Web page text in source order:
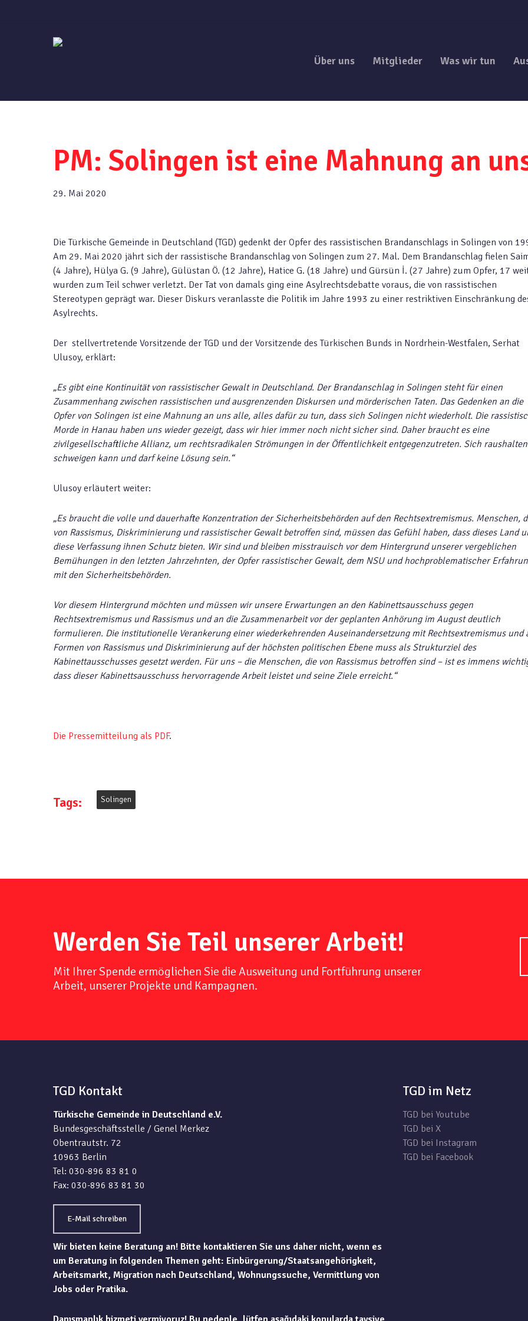
Über uns Mitglieder Was wir tun
PM: Solingen ist eine Mahnung an
29. Mai 2020
Die Türkische Gemeinde in Deutschland (TGD) gedenkt der Opfer des rassistischen Brandanschlags in Solingen von
Am 29. Mai 2020 jährt sich der rassistische Brandanschlag von Solingen zum 27. Mal. Dem Brandanschlag fielen
(4 Jahre), Hülya G. (9 Jahre), Gülüstan Ö. (12 Jahre), Hatice G. (18 Jahre) und Gürsün İ. (27 Jahre) zum Opfer, 17
wurden zum Teil schwer verletzt. Der Tat von damals ging eine Asylrechtsdebatte voraus, die von rassistischen
Stereotypen geprägt war. Dieser Diskurs veranlasste die Politik im Jahre 1993 zu einer restriktiven Einschränkung
Asylrechts.
Der stellvertretende Vorsitzende der TGD und der Vorsitzende des Türkischen Bunds in Nordrhein-Westfalen, Serhat
Ulusoy, erklärt:
„Es gibt eine Kontinuität von rassistischer Gewalt in Deutschland. Der Brandanschlag in Solingen steht für einen
Zusammenhang zwischen rassistischen und ausgrenzenden Diskursen und mörderischen Taten. Das Gedenken an die
Opfer von Solingen ist eine Mahnung an uns alle, alles dafür zu tun, dass sich Solingen nicht wiederholt. Die
Morde in Hanau haben uns wieder gezeigt, dass wir hier immer noch nicht sicher sind. Daher braucht es eine
zivilgesellschaftliche Allianz, um rechtsradikalen Strömungen in der Öffentlichkeit entgegenzutreten. Sich
schweigen kann und darf keine Lösung sein.“
Ulusoy erläutert weiter:
„Es braucht die volle und dauerhafte Konzentration der Sicherheitsbehörden auf den Rechtsextremismus. Menschen,
von Rassismus, Diskriminierung und rassistischer Gewalt betroffen sind, müssen das Gefühl haben, dass dieses Land
diese Verfassung ihnen Schutz bieten. Wir sind und bleiben misstrauisch vor dem Hintergrund unserer vergeblichen
Bemühungen in den letzten Jahrzehnten, der Opfer rassistischer Gewalt, dem NSU und hochproblematischer
mit den Sicherheitsbehörden.
Vor diesem Hintergrund möchten und müssen wir unsere Erwartungen an den Kabinettsausschuss gegen
Rechtsextremismus und Rassismus und an die Zusammenarbeit vor der geplanten Anhörung im August deutlich
formulieren. Die institutionelle Verankerung einer wiederkehrenden Auseinandersetzung mit Rechtsextremismus und
Formen von Rassismus und Diskriminierung auf der höchsten politischen Ebene muss als Strukturziel des
Kabinettausschusses gesetzt werden. Für uns – die Menschen, die von Rassismus betroffen sind – ist es immens
dass dieser Kabinettsausschuss hervorragende Arbeit leistet und seine Ziele erreicht.“
Die Pressemitteilung als PDF.
Tags: Solingen
Werden Sie Teil unserer Arbeit!
Mit Ihrer Spende ermöglichen Sie die Ausweitung und Fortführung unserer
Arbeit, unserer Projekte und Kampagnen.
TGD Kontakt
Türkische Gemeinde in Deutschland e.V.
Bundesgeschäftsstelle / Genel Merkez
Obentrautstr. 72
10963 Berlin
Tel: 030-896 83 81 0
Fax: 030-896 83 81 30
E-Mail schreiben
Wir bieten keine Beratung an! Bitte kontaktieren Sie uns daher nicht, wenn es
um Beratung in folgenden Themen geht: Einbürgerung/Staatsangehörigkeit,
Arbeitsmarkt, Migration nach Deutschland, Wohnungssuche, Vermittlung von
Jobs oder Pratika.
TGD im Netz
TGD bei Youtube
TGD bei X
TGD bei Instagram
TGD bei Facebook